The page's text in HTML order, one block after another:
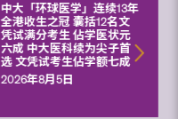
中大「环球医学」连续13年
全港收生之冠 囊括12名文
凭试满分考生 佔学医状元
六成 中大医科续为尖子首
选 文凭试考生佔学额七成
2026年8月5日